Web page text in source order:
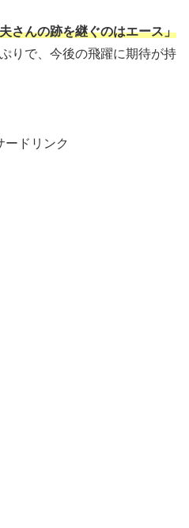
さんの跡を継ぐのはエース」
りで、今後の飛躍に期待が持
ードリンク